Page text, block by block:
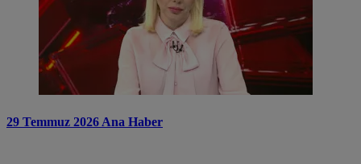
29 Temmuz 2026 Ana Haber